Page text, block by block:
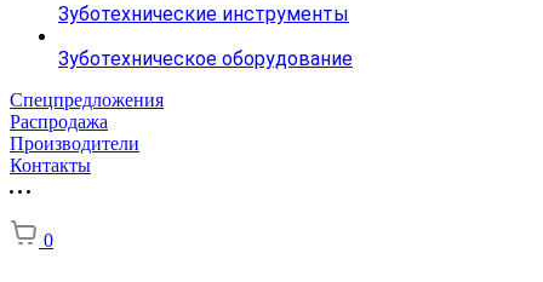
Зуботехнические инструменты
Зуботехническое оборудование
Спецпредложения
Распродажа
Производители
Контакты
0